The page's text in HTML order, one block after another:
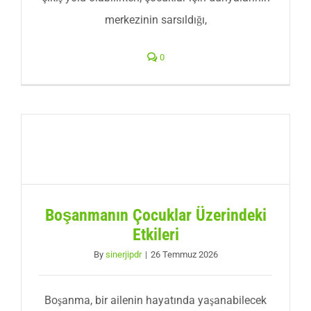
merkezinin sarsıldığı,
0
Boşanmanın Çocuklar Üzerindeki
Etkileri
By sinerjipdr | 26 Temmuz 2026
Boşanma, bir ailenin hayatında yaşanabilecek